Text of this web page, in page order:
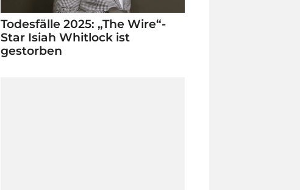
Todesfälle 2025: „The Wire“-
Star Isiah Whitlock ist
gestorben